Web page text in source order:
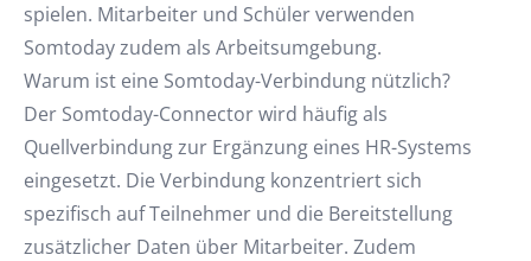
spielen. Mitarbeiter und Schüler verwenden
Somtoday zudem als Arbeitsumgebung.
Warum ist eine Somtoday-Verbindung nützlich?
Der Somtoday-Connector wird häufig als
Quellverbindung zur Ergänzung eines HR-Systems
eingesetzt. Die Verbindung konzentriert sich
spezifisch auf Teilnehmer und die Bereitstellung
zusätzlicher Daten über Mitarbeiter. Zudem